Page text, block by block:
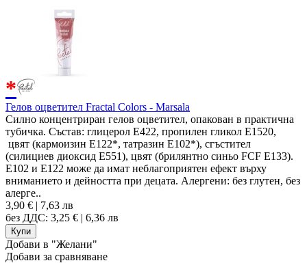
*
Гелов оцветител Fractal Colors - Marsala
Силно концентриран гелов оцветител, опакован в практична
тубичка. Състав: глицерол E422, пропилен гликол E1520,
цвят (кармоизин E122*, татразин Е102*), сгъстител
(силициев диоксид E551), цвят (брилянтно синьо FCF Е133).
Е102 и Е122 може да имат неблагоприятен ефект върху
вниманието и дейността при децата. Алергени: без глутен, без
алерге..
3,90 € | 7,63 лв
без ДДС: 3,25 € | 6,36 лв
Добави в "Желани"
Добави за сравняване